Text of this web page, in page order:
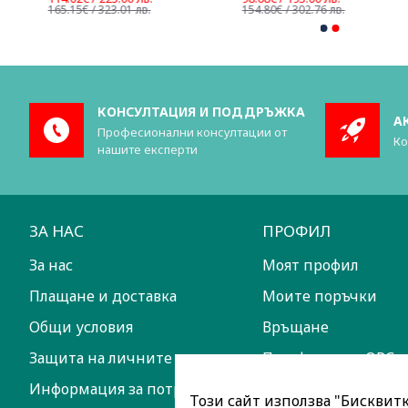
165.15€ / 323.01 лв. 154.80€ / 302.76 лв.
КОНСУЛТАЦИЯ И ПОДДРЪЖКА
Професионални консултации от
нашите експерти
ЗА НАС
За нас
Плащане и доставка
Общи условия
Защита на личните данни
Информация за потребителите
ПРОФИЛ
Моят профил
Моите поръчки
Връщане
Платформа за ОРС
Този сайт използва